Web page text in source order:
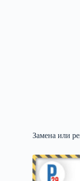
Замена или